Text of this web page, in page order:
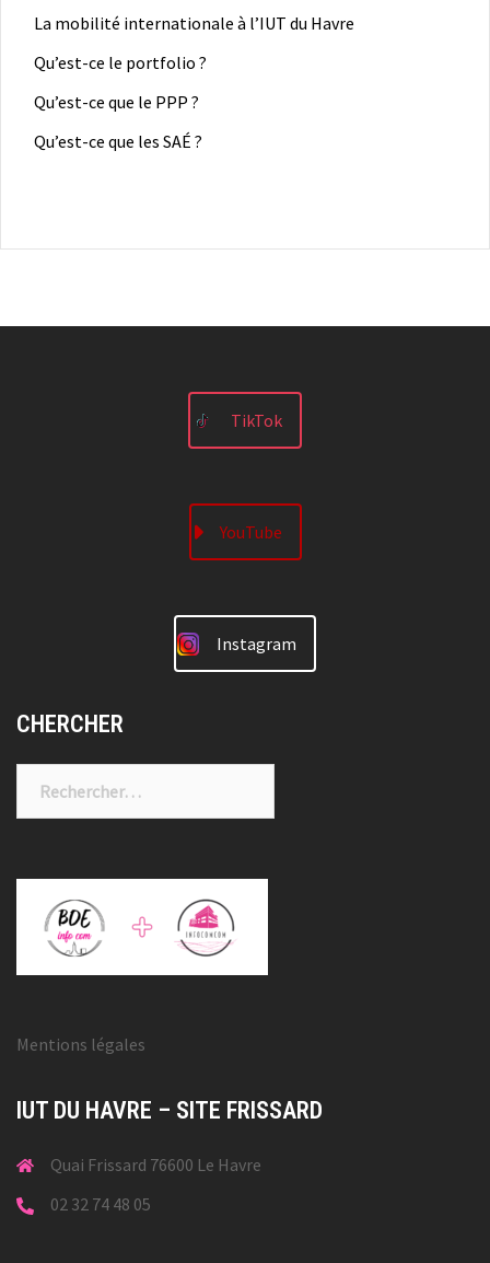
La mobilité internationale à l’IUT du Havre
Qu’est-ce le portfolio ?
Qu’est-ce que le PPP ?
Qu’est-ce que les SAÉ ?
TikTok
YouTube
Instagram
CHERCHER
Mentions légales
IUT DU HAVRE – SITE FRISSARD
Quai Frissard 76600 Le Havre
02 32 74 48 05